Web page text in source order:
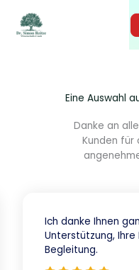
Inhalt
springen
Eine Auswahl
Danke an
Kunden für
Ich danke Ihnen
Unterstützung,
Begleitung.